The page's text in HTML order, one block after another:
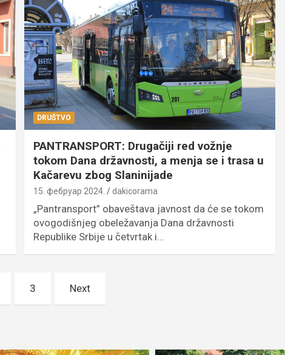
DRUŠTVO
PANTRANSPORT: Drugačiji red vožnje
tokom Dana državnosti, a menja se i trasa u
Kačarevu zbog Slaninijade
15. фебруар 2024. dakicorama
„Pantransport” obaveštava javnost da će se tokom
ovogodišnjeg obeležavanja Dana državnosti
Republike Srbije u četvrtak i…
3 Next